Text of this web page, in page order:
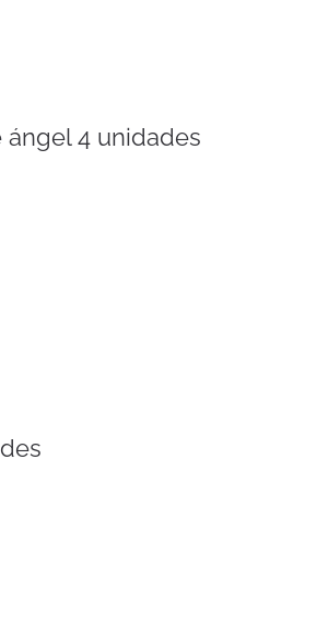
4 unidades